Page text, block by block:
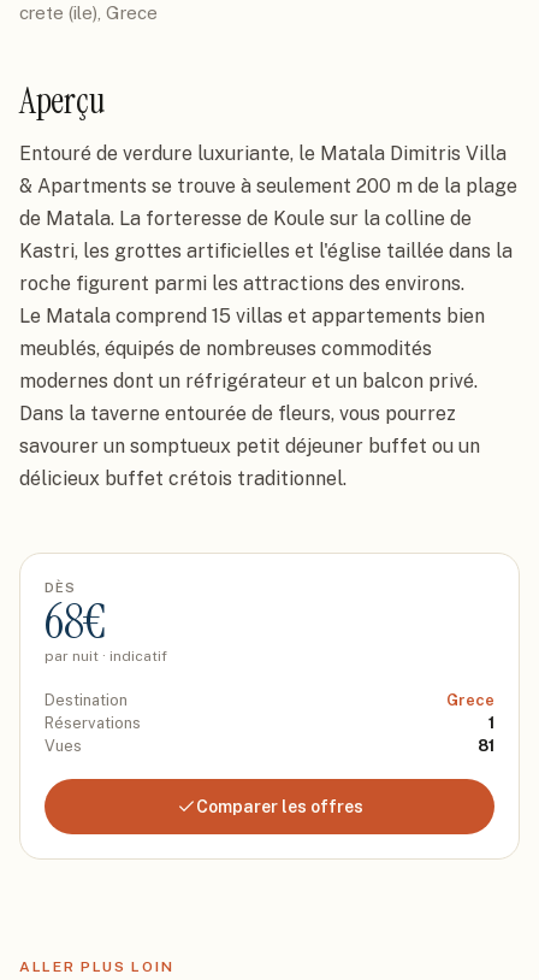
crete (ile), Grece
Aperçu
Entouré de verdure luxuriante, le Matala Dimitris Villa
& Apartments se trouve à seulement 200 m de la plage
de Matala. La forteresse de Koule sur la colline de
Kastri, les grottes artificielles et l'église taillée dans la
roche figurent parmi les attractions des environs.
Le Matala comprend 15 villas et appartements bien
meublés, équipés de nombreuses commodités
modernes dont un réfrigérateur et un balcon privé.
Dans la taverne entourée de fleurs, vous pourrez
savourer un somptueux petit déjeuner buffet ou un
délicieux buffet crétois traditionnel.
DÈS
68€
par nuit · indicatif
Destination
Grece
Réservations
1
Vues
81
Comparer les offres
ALLER PLUS LOIN